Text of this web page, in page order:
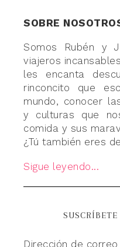
SOBRE
Somos Rubén y
viajeros
les encanta
rinconcito que
mundo, conocer
y culturas que
comida y sus
¿Tú también eres
Sigue leyendo...
Dirección de